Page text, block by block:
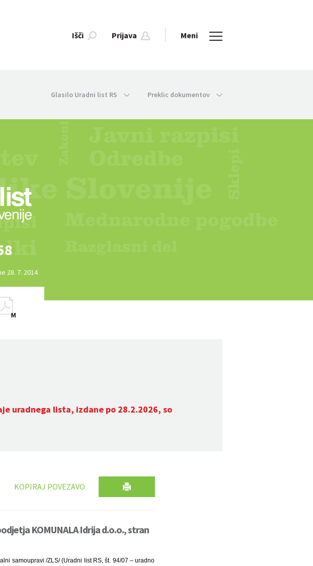
Išči Prijava Meni
Glasilo Uradni list RS Preklic dokumentov
28. 7. 2014
uradnega lista, izdane po 28.2.2026, so
KOPIRAJ POVEZAVO
KOMUNALA Idrija d.o.o., stran
samoupravi /ZLS/ (Uradni list RS, št. 94/07 – uradno